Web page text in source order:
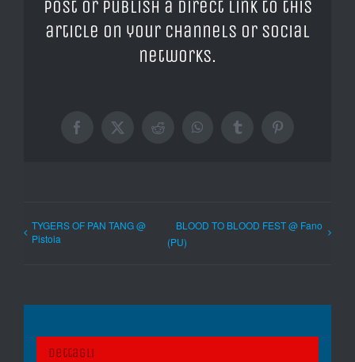
post or publish a direct link to this
article on your channels or social
networks.
Facebook
X RedditWhatsAppTumblrPinterest
TYGERS OF PAN TANG @
Pistoia
BLOOD TO BLOOD FEST @ Fano
(PU)
Dettagli